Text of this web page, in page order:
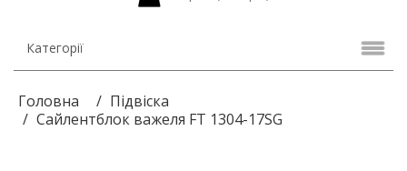
Категорії
Головна
Підвіска
Сайлентблок важеля FT 1304-17SG